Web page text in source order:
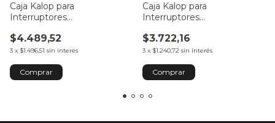
Caja Kalop para
Interruptores
Módulos PVC Exterior con
Tapa
$4.489,52
3 x $1.496,51 sin interés
Caja Kalop para
Interruptores
Módulos PVC Exterior
$3.722,16
3 x $1.240,72 sin interés